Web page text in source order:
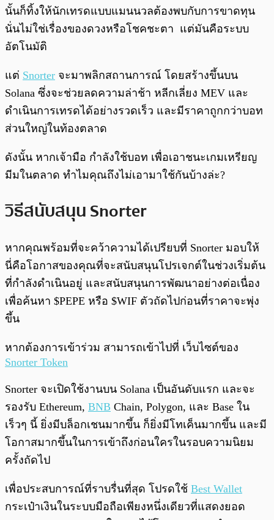
นั้นก็ทิ้งให้นักเทรดแบบแมนนวลต้องพบกับการขาดทุน
นั่นไม่ใช่เรื่องของดวงหรือโชคชะตา แต่มันคือระบบ
อัตโนมัติ
แต่ Snorter จะมาพลิกสถานการณ์ โดยสร้างขึ้นบน
Solana ซึ่งจะช่วยลดความล่าช้า หลีกเลี่ยง MEV และ
ดำเนินการเทรดได้อย่างรวดเร็ว และมีราคาถูกกว่าบอท
ส่วนใหญ่ในท้องตลาด
ดังนั้น หากเจ้ามือ กำลังใช้บอท เพื่อเอาชนะเกมเหรียญ
มีมในตลาด ทำไมคุณถึงไม่เอามาใช้กันบ้างล่ะ?
วิธีสนับสนุน Snorter
หากคุณพร้อมที่จะคว้าความได้เปรียบที่ Snorter มอบให้
นี่คือโอกาสของคุณที่จะสนับสนุนโปรเจกต์ในช่วงเริ่มต้น
ที่กำลังดำเนินอยู่ และสนับสนุนการพัฒนาอย่างต่อเนื่อง
เพื่อค้นหา $PEPE หรือ $WIF ตัวถัดไปก่อนที่ราคาจะพุ่ง
ขึ้น
หากต้องการเข้าร่วม สามารถเข้าไปที่ เว็บไซต์ของ
Snorter Token
Snorter จะเปิดใช้งานบน Solana เป็นอันดับแรก และจะ
รองรับ Ethereum, BNB Chain, Polygon, และ Base ใน
เร็วๆ นี้ ยิ่งมีบล็อกเชนมากขึ้น ก็ยิ่งมีโทเค็นมากขึ้น และมี
โอกาสมากขึ้นในการเข้าถึงก่อนใครในรอบความนิยม
ครั้งถัดไป
เพื่อประสบการณ์ที่ราบรื่นที่สุด โปรดใช้ Best Wallet
กระเป๋าเงินในระบบมือถือเพียงหนึ่งเดียวที่แสดงยอด